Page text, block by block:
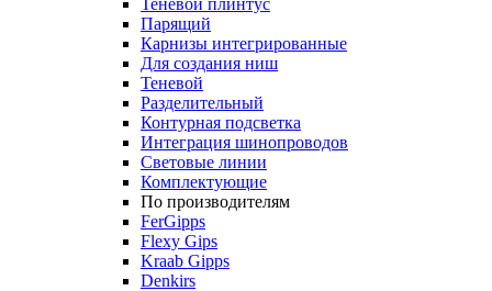
Теневой плинтус
Парящий
Карнизы интегрированные
Для создания ниш
Теневой
Разделительный
Контурная подсветка
Интеграция шинопроводов
Световые линии
Комплектующие
По производителям
FerGipps
Flexy Gips
Kraab Gipps
Denkirs